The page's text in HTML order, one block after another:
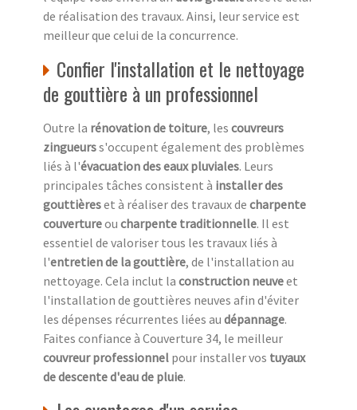
de réalisation des travaux. Ainsi, leur service est
meilleur que celui de la concurrence.
Confier l'installation et le nettoyage
de gouttière à un professionnel
Outre la rénovation de toiture, les couvreurs
zingueurss'occupent également des problèmes
liés à l'évacuation des eaux pluviales. Leurs
principales tâches consistent à installer des
gouttièreset à réaliser des travaux de charpente
couvertureou charpente traditionnelle. Il est
essentiel de valoriser tous les travaux liés à
l'entretien de la gouttière, de l'installation au
nettoyage. Cela inclut la construction neuveet
l'installation de gouttières neuves afin d'éviter
les dépenses récurrentes liées au dépannage.
Faites confiance à Couverture 34, le meilleur
couvreur professionnel pour installer vos tuyaux
de descente d'eau de pluie.